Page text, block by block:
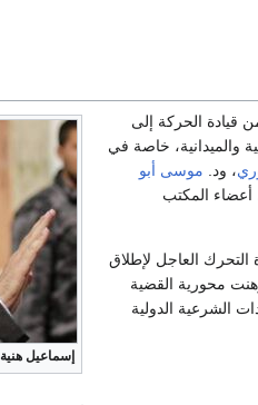
إسماعيل هنية
الحركة إلى
والميدانية، خاصة في
، ود. موسى أبو
أعضاء المكتب
العاجل لإطلاق
محورية القضية
الشرعية الدولية